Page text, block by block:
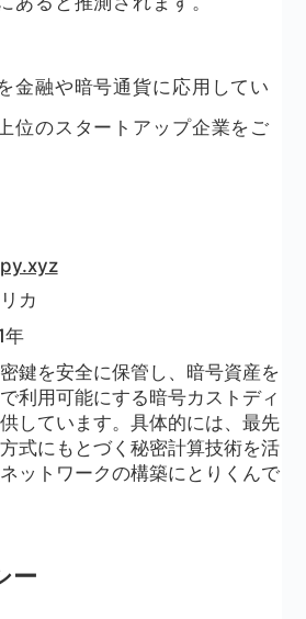
金融や暗号通貨に応用してい
位のスタートアップ企業をご
カ
年
鍵を安全に保管し、暗号資産を
利用可能にする暗号カストディ
しています。具体的には、最先
式にもとづく秘密計算技術を活
ットワークの構築にとりくんで
ー